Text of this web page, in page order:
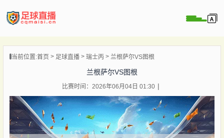
播
闻
当前位置:首页 足球直播 瑞士丙 兰根萨尔VS图根
兰根萨尔VS图根
比赛时间：2026年06月04日 01:30